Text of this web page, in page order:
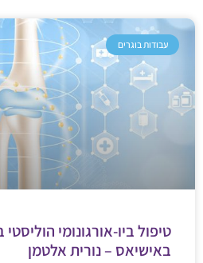
עבודות בוגרים
טיפול ביו-אורגונומי
באישיאס – נורית אלטמן